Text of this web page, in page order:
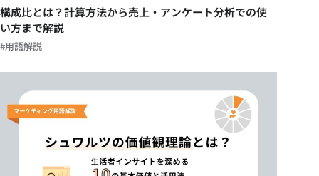
構成比とは？計算方法から売上・アンケート分析での使
い方まで解説
用語解説